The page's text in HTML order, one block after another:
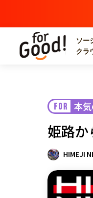
ソー
クラ
カテゴリー
地域からさ
FOR 本
姫路か
HIMEJI